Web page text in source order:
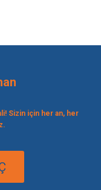
Sizin için her an, her